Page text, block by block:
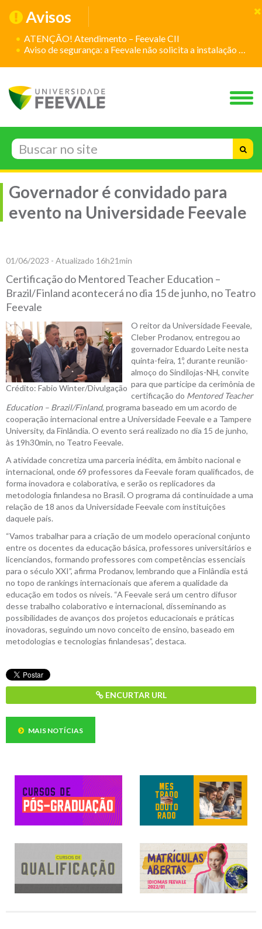
Avisos
ATENÇÃO! Atendimento – Feevale CII
Aviso de segurança: a Feevale não solicita a instalação de aplicativos
Governador é convidado para
evento na Universidade Feevale
01/06/2023 - Atualizado 16h21min
Certificação do Mentored Teacher Education –
Brazil/Finland acontecerá no dia 15 de junho, no Teatro
Feevale
Crédito: Fabio Winter/Divulgação
O reitor da Universidade Feevale,
Cleber Prodanov, entregou ao
governador Eduardo Leite nesta
quinta-feira, 1º, durante reunião-
almoço do Sindilojas-NH, convite
para que participe da cerimônia de
certificação do Mentored Teacher
Education – Brazil/Finland, programa baseado em um acordo de
cooperação internacional entre a Universidade Feevale e a Tampere
University, da Finlândia. O evento será realizado no dia 15 de junho,
às 19h30min, no Teatro Feevale.
A atividade concretiza uma parceria inédita, em âmbito nacional e
internacional, onde 69 professores da Feevale foram qualificados, de
forma inovadora e colaborativa, e serão os replicadores da
metodologia finlandesa no Brasil. O programa dá continuidade a uma
relação de 18 anos da Universidade Feevale com instituições
daquele país.
“Vamos trabalhar para a criação de um modelo operacional conjunto
entre os docentes da educação básica, professores universitários e
licenciandos, formando professores com competências essenciais
para o século XXI”, afirma Prodanov, lembrando que a Finlândia está
no topo de rankings internacionais que aferem a qualidade da
educação em todos os níveis. “A Feevale será um centro difusor
desse trabalho colaborativo e internacional, disseminando as
possibilidades de avanços dos projetos educacionais e práticas
inovadoras, seguindo um novo conceito de ensino, baseado em
metodologias e tecnologias finlandesas”, destaca.
ENCURTAR URL
MAIS NOTÍCIAS